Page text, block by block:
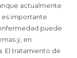
actualmente
es importante
puede
y, en
El tratamiento de